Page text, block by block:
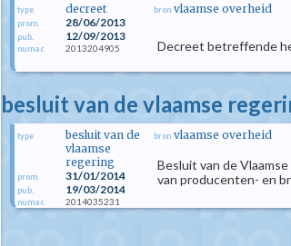
type decreet
prom. 28/06/2013
pub. 12/09/2013
numac 2013204905
bron vlaamse overheid
Decreet betreffende
besluit van de vlaamse
type
besluit van de
vlaamse
regering
prom. 31/01/2014
pub. 19/03/2014
numac 2014035231
bron vlaamse overheid
Besluit van de
van producenten- en